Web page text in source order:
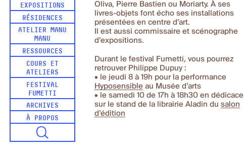
EXPOSITIONS
RÉSIDENCES
ATELIER MANU
MANU
RESSOURCES
COURS ET
ATELIERS
FESTIVAL
FUMETTI
ARCHIVES
À PROPOS
Oliva, Pierre Bastien ou Moriarty. À ses
livres-objets font écho ses installations
présentées en centre d’art.
Il est aussi commissaire et scénographe
d’expositions.
Durant le festival Fumetti, vous pourrez
retrouver Philippe Dupuy :
• le jeudi 8 à 19h pour la performance
Hyposensible au Musée d’arts
• le samedi 10de 17h à 18h30 en dédicace
sur le stand de la librairie Aladin dusalon
d’édition